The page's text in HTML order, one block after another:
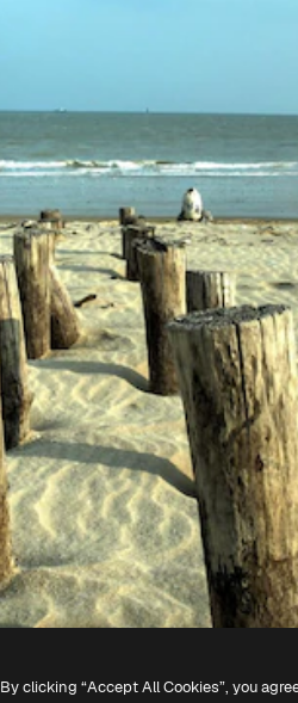
By clicking “Accept All Cookies”, you